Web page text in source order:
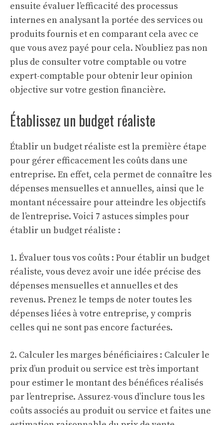
ensuite évaluer l’efficacité des processus
internes en analysant la portée des services ou
produits fournis et en comparant cela avec ce
que vous avez payé pour cela. N’oubliez pas non
plus de consulter votre comptable ou votre
expert-comptable pour obtenir leur opinion
objective sur votre gestion financière.
Établissez un budget réaliste
Établir un budget réaliste est la première étape
pour gérer efficacement les coûts dans une
entreprise. En effet, cela permet de connaître les
dépenses mensuelles et annuelles, ainsi que le
montant nécessaire pour atteindre les objectifs
de l’entreprise. Voici 7 astuces simples pour
établir un budget réaliste :
1. Évaluer tous vos coûts : Pour établir un budget
réaliste, vous devez avoir une idée précise des
dépenses mensuelles et annuelles et des
revenus. Prenez le temps de noter toutes les
dépenses liées à votre entreprise, y compris
celles qui ne sont pas encore facturées.
2. Calculer les marges bénéficiaires : Calculer le
prix d’un produit ou service est très important
pour estimer le montant des bénéfices réalisés
par l’entreprise. Assurez-vous d’inclure tous les
coûts associés au produit ou service et faites une